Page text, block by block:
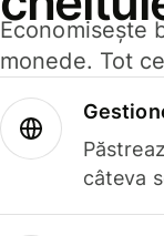
Economisește
monede. Tot
câteva